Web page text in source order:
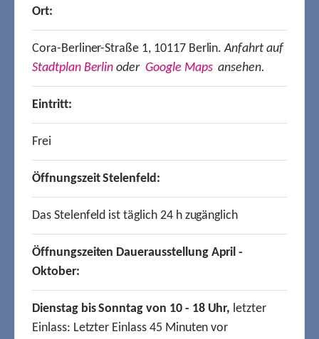
Ort:
Cora-Berliner-Straße 1, 10117 Berlin.Anfahrt auf
Stadtplan Berlin oder Google Mapsansehen.
Eintritt:
Frei
Öffnungszeit Stelenfeld:
Das Stelenfeld ist täglich 24 h zugänglich
Öffnungszeiten Dauerausstellung April -
Oktober:
Dienstag bis Sonntag von 10 - 18 Uhr, letzter
Einlass: Letzter Einlass 45 Minuten vor